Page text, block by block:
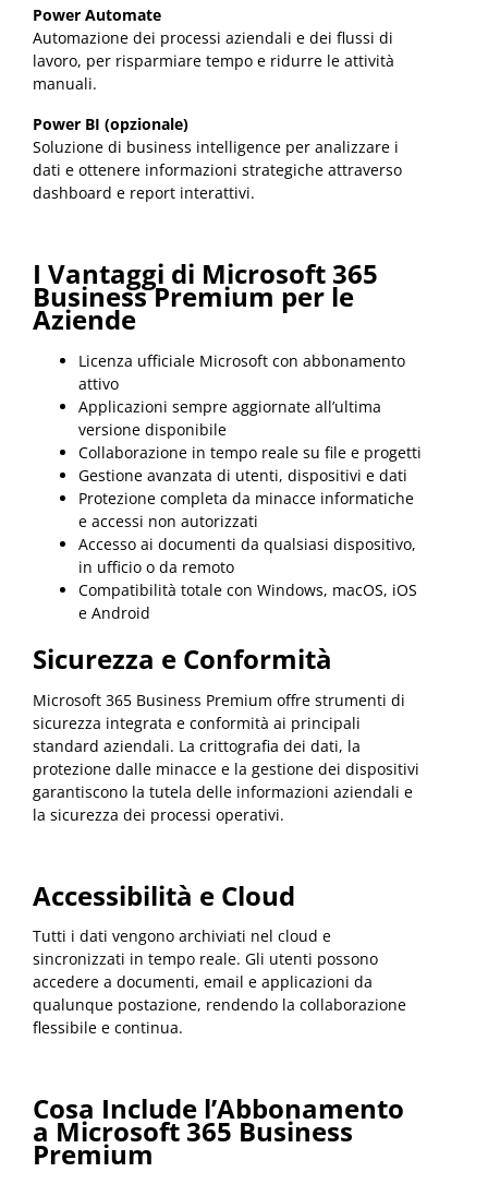
Power Automate
Automazione dei processi aziendali e dei flussi di
lavoro, per risparmiare tempo e ridurre le attività
manuali.
Power BI (opzionale)
Soluzione di business intelligence per analizzare i
dati e ottenere informazioni strategiche attraverso
dashboard e report interattivi.
I Vantaggi di Microsoft 365
Business Premium per le
Aziende
Licenza ufficiale Microsoft con abbonamento
attivo
Applicazioni sempre aggiornate all’ultima
versione disponibile
Collaborazione in tempo reale su file e progetti
Gestione avanzata di utenti, dispositivi e dati
Protezione completa da minacce informatiche
e accessi non autorizzati
Accesso ai documenti da qualsiasi dispositivo,
in ufficio o da remoto
Compatibilità totale con Windows, macOS, iOS
e Android
Sicurezza e Conformità
Microsoft 365 Business Premium offre strumenti di
sicurezza integrata e conformità ai principali
standard aziendali. La crittografia dei dati, la
protezione dalle minacce e la gestione dei dispositivi
garantiscono la tutela delle informazioni aziendali e
la sicurezza dei processi operativi.
Accessibilità e Cloud
Tutti i dati vengono archiviati nel cloud e
sincronizzati in tempo reale. Gli utenti possono
accedere a documenti, email e applicazioni da
qualunque postazione, rendendo la collaborazione
flessibile e continua.
Cosa Include l’Abbonamento
a Microsoft 365 Business
Premium